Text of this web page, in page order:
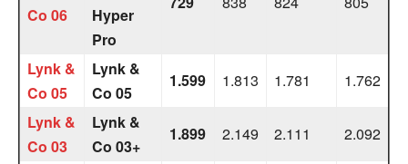
Co 06
Hyper
Pro
Lynk &
Co 05
Lynk &
Co 05
1.599 1.813 1.781
1.762
Lynk &
Co 03
Lynk &
Co 03+
1.899 2.149 2.111
2.092